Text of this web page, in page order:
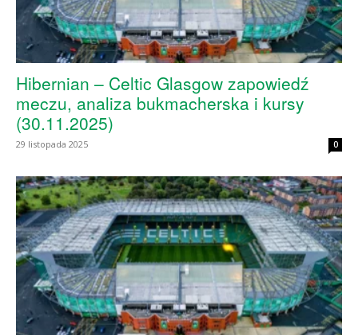
Hibernian – Celtic Glasgow zapowiedź
meczu, analiza bukmacherska i kursy
(30.11.2025)
29 listopada 2025 0